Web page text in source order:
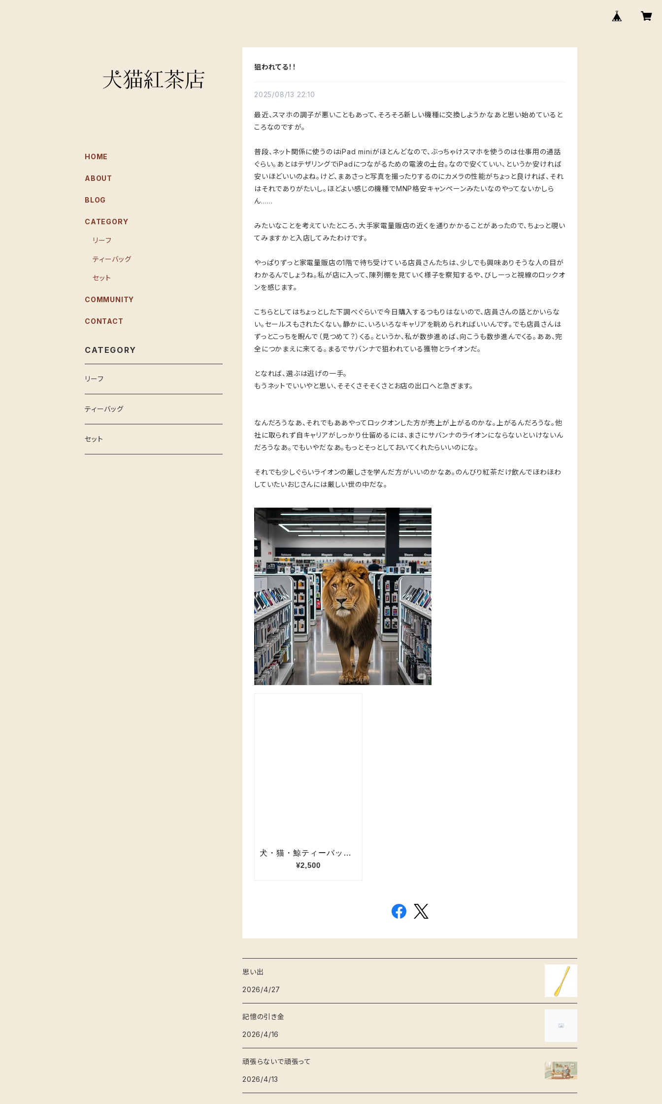
狙われてる！！
2025/08/13 22:10
最近、スマホの調子が悪いこともあって、そろそろ新しい機種に交換しようかなあと思い始めていると
ころなのですが。
普段、ネット関係に使うのはiPad miniがほとんどなので、ぶっちゃけスマホを使うのは仕事用の通話
ぐらい。あとはテザリングでiPadにつながるための電波の土台。なので安くていい、というか安ければ
安いほどいいのよね。けど、まあさっと写真を撮ったりするのにカメラの性能がちょっと良ければ、それ
はそれでありがたいし。ほどよい感じの機種でMNP格安キャンペーンみたいなのやってないかしら
ん……
みたいなことを考えていたところ、大手家電量販店の近くを通りかかることがあったので、ちょっと覗い
てみますかと入店してみたわけです。
やっぱりずっと家電量販店の1階で待ち受けている店員さんたちは、少しでも興味ありそうな人の目が
わかるんでしょうね。私が店に入って、陳列棚を見ていく様子を察知するや、びしーっと視線のロックオ
ンを感じます。
こちらとしてはちょっとした下調べぐらいで今日購入するつもりはないので、店員さんの話とかいらな
い。セールスもされたくない。静かに、いろいろなキャリアを眺められればいいんです。でも店員さんは
ずっとこっちを睨んで（見つめて？）くる。というか、私が数歩進めば、向こうも数歩進んでくる。ああ、完
全につかまえに来てる。まるでサバンナで狙われている獲物とライオンだ。
となれば、選ぶは逃げの一手。
もうネットでいいやと思い、そそくさそそくさとお店の出口へと急ぎます。
なんだろうなあ、それでもああやってロックオンした方が売上が上がるのかな。上がるんだろうな。他
社に取られず自キャリアがしっかり仕留めるには、まさにサバンナのライオンにならないといけないん
だろうなあ。でもいやだなあ。もっとそっとしておいてくれたらいいのにな。
それでも少しぐらいライオンの厳しさを学んだ方がいいのかなあ。のんびり紅茶だけ飲んでほわほわ
していたいおじさんには厳しい世の中だな。
思い出
2026/4/27
記憶の引き金
2026/4/16
頑張らないで頑張って
2026/4/13
HOME
ABOUT
BLOG
CATEGORY
リーフ
ティーバッグ
セット
COMMUNITY
CONTACT
CATEGORY
リーフ
ティーバッグ
セット